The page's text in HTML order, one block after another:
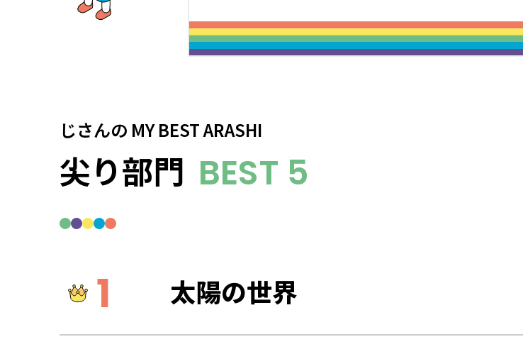
じさんの MY BEST ARASHI
尖り部門 BEST 5
太陽の世界